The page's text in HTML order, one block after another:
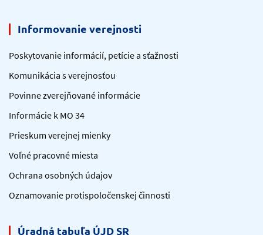
Informovanie verejnosti
Poskytovanie informácií, petície a sťažnosti
Komunikácia s verejnosťou
Povinne zverejňované informácie
Informácie k MO 34
Prieskum verejnej mienky
Voľné pracovné miesta
Ochrana osobných údajov
Oznamovanie protispoločenskej činnosti
Úradná tabuľa ÚJD SR